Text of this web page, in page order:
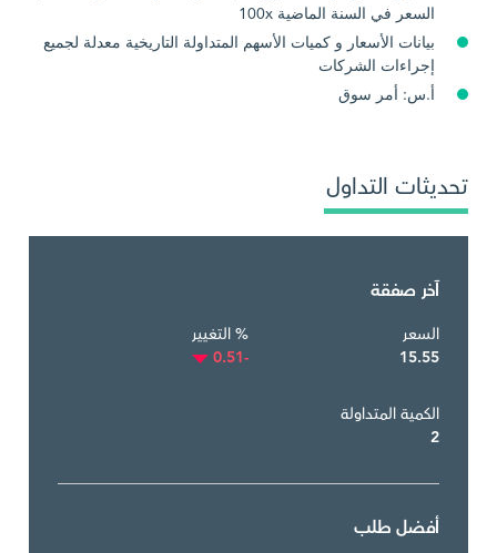
السعر في السنة الماضية 100x
بيانات الأسعار و كميات الأسهم المتداولة التاريخية معدلة لجميع
إجراءات الشركات
أ.س: أمر سوق
تحديثات التداول
آخر صفقة
السعر
15.55
% التغيير
-0.51
الكمية المتداولة
2
أفضل طلب